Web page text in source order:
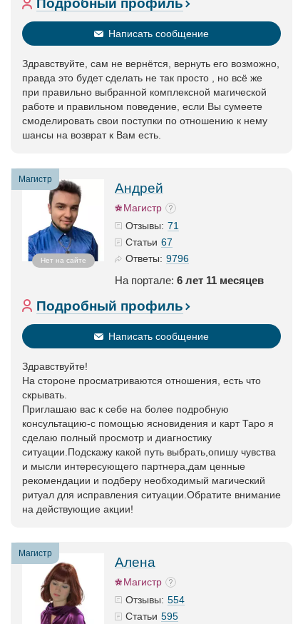
Подробный профиль
Написать сообщение
Здравствуйте, сам не вернётся, вернуть его возможно,
правда это будет сделать не так просто , но всё же
при правильно выбранной комплексной магической
работе и правильном поведение, если Вы сумеете
смоделировать свои поступки по отношению к нему
шансы на возврат к Вам есть.
Магистр
Нет на сайте
Андрей
Магистр
Отзывы: 71
Статьи 67
Ответы: 9796
На портале: 6 лет 11 месяцев
Подробный профиль
Написать сообщение
Здравствуйте!
На стороне просматриваются отношения, есть что
скрывать.
Приглашаю вас к себе на более подробную
консультацию-с помощью ясновидения и карт Таро я
сделаю полный просмотр и диагностику
ситуации.Подскажу какой путь выбрать,опишу чувства
и мысли интересующего партнера,дам ценные
рекомендации и подберу необходимый магический
ритуал для исправления ситуации.Обратите внимание
на действующие акции!
Магистр
Алена
Магистр
Отзывы: 554
Статьи 595